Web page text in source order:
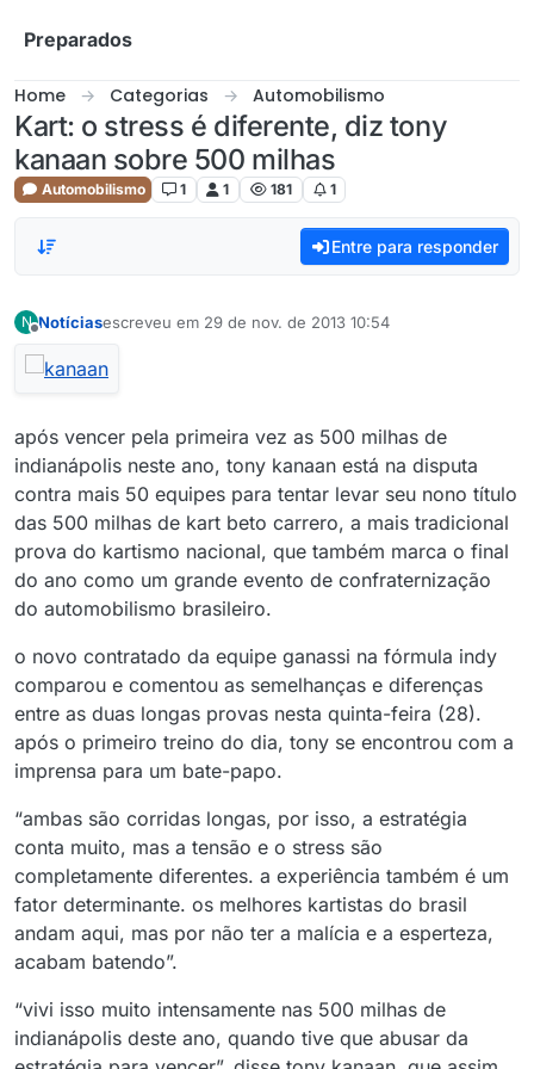
Preparados
Home Categorias Automobilismo
Kart: o stress é diferente, diz tony
kanaan sobre 500 milhas
Automobilismo 1 1 181 1
Entre para responder
N Notíciasescreveu em 29 de nov. de 2013 10:54
última edição por
após vencer pela primeira vez as 500 milhas de
indianápolis neste ano, tony kanaan está na disputa
contra mais 50 equipes para tentar levar seu nono título
das 500 milhas de kart beto carrero, a mais tradicional
prova do kartismo nacional, que também marca o final
do ano como um grande evento de confraternização
do automobilismo brasileiro.
o novo contratado da equipe ganassi na fórmula indy
comparou e comentou as semelhanças e diferenças
entre as duas longas provas nesta quinta-feira (28).
após o primeiro treino do dia, tony se encontrou com a
imprensa para um bate-papo.
“ambas são corridas longas, por isso, a estratégia
conta muito, mas a tensão e o stress são
completamente diferentes. a experiência também é um
fator determinante. os melhores kartistas do brasil
andam aqui, mas por não ter a malícia e a esperteza,
acabam batendo”.
“vivi isso muito intensamente nas 500 milhas de
indianápolis deste ano, quando tive que abusar da